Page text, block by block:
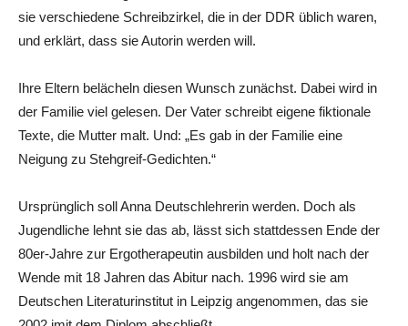
sie verschiedene Schreibzirkel, die in der DDR üblich waren,
und erklärt, dass sie Autorin werden will.
Ihre Eltern belächeln diesen Wunsch zunächst. Dabei wird in
der Familie viel gelesen. Der Vater schreibt eigene fiktionale
Texte, die Mutter malt. Und: „Es gab in der Familie eine
Neigung zu Stehgreif-Gedichten.“
Ursprünglich soll Anna Deutschlehrerin werden. Doch als
Jugendliche lehnt sie das ab, lässt sich stattdessen Ende der
80er-Jahre zur Ergotherapeutin ausbilden und holt nach der
Wende mit 18 Jahren das Abitur nach. 1996 wird sie am
Deutschen Literaturinstitut in Leipzig angenommen, das sie